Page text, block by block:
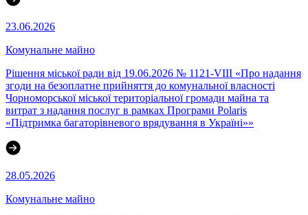
23.06.2026
Комунальне майно
Рішення міської ради від 19.06.2026 № 1121-VIII «Про надання
згоди на безоплатне прийняття до комунальної власності
Чорноморської міської територіальної громади майна та
витрат з надання послуг в рамках Програми Polaris
«Підтримка багаторівневого врядування в Україні»»
28.05.2026
Комунальне майно